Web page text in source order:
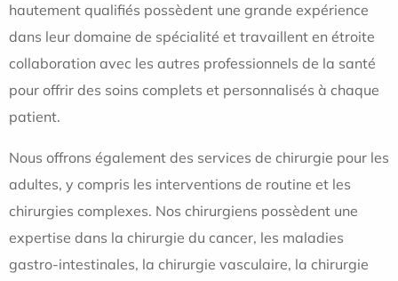
hautement qualifiés possèdent une grande expérience
dans leur domaine de spécialité et travaillent en étroite
collaboration avec les autres professionnels de la santé
pour offrir des soins complets et personnalisés à chaque
patient.
Nous offrons également des services de chirurgie pour les
adultes, y compris les interventions de routine et les
chirurgies complexes. Nos chirurgiens possèdent une
expertise dans la chirurgie du cancer, les maladies
gastro-intestinales, la chirurgie vasculaire, la chirurgie